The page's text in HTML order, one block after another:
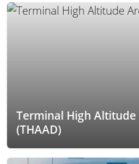
Terminal High Altitude
(THAAD)